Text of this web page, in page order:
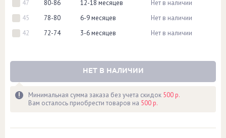
47
80-86 12-18 месяцев
Нет в наличии
45
78-80 6-9 месяцев
Нет в наличии
42
72-74 3-6 месяцев Нет в наличии
НЕТ В НАЛИЧИИ
Минимальная сумма заказа без учета скидок 500 р.
Вам осталось приобрести товаров на 500 р.